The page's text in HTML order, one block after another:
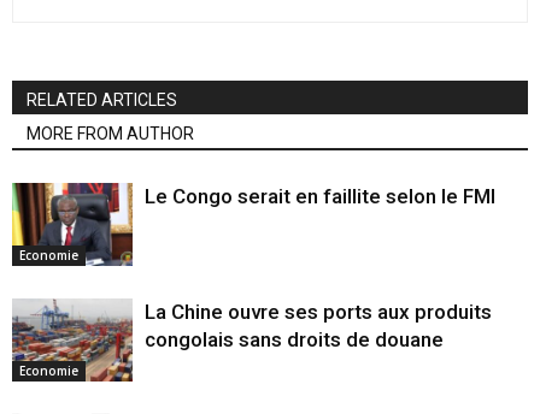
RELATED ARTICLES
MORE FROM AUTHOR
Economie
Le Congo serait en faillite selon le FMI
Economie
La Chine ouvre ses ports aux produits
congolais sans droits de douane